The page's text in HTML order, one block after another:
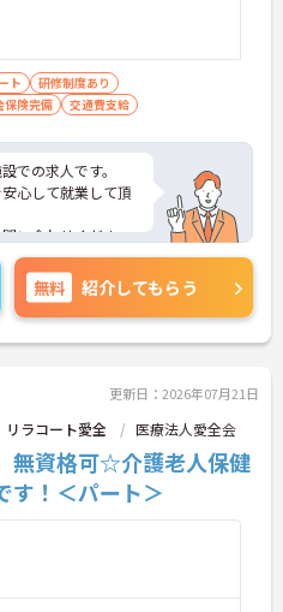
ト
研修制度あり
保険完備 交通費支給
での求人です。
心して就業して頂
い合わせくださ
無料 紹介してもらう
更新日：2026年07月21日
ラコート愛全 医療法人愛全会
無資格可☆介護老人保健
す！＜パート＞